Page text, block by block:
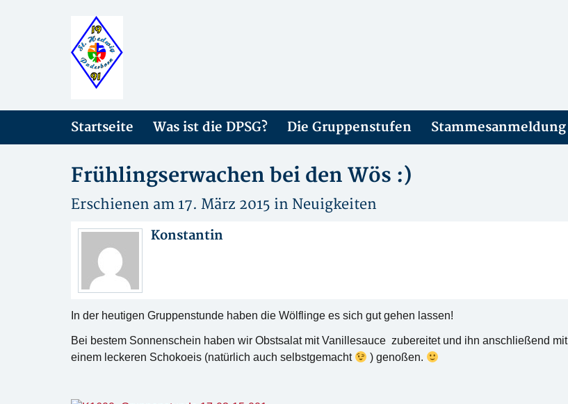
Startseite Was ist die DPSG? Die Gruppenstufen Stammesanmeldung
Frühlingserwachen bei den Wös :)
Erschienen am 17. März 2015 in Neuigkeiten
Konstantin
In der heutigen Gruppenstunde haben die Wölflinge es sich gut gehen lassen!
Bei bestem Sonnenschein haben wir Obstsalat mit Vanillesauce zubereitet und ihn anschließend mit
einem leckeren Schokoeis (natürlich auch selbstgemacht
) genoßen.